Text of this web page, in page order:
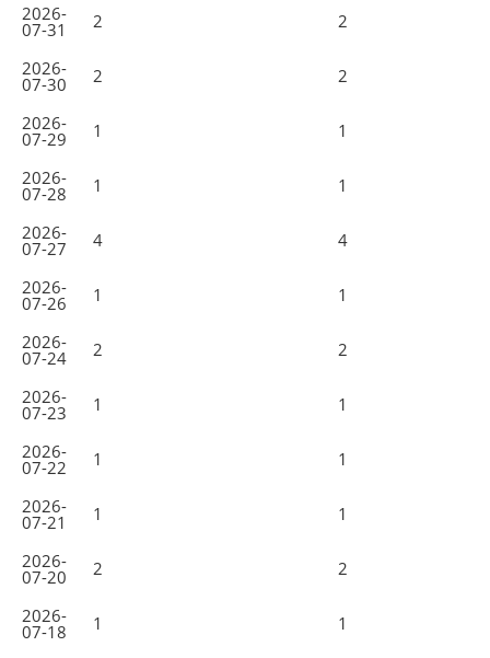
2026-
07-31 2 2
2026-
07-30 2 2
2026-
07-29 1 1
2026-
07-28 1 1
2026-
07-27 4 4
2026-
07-26 1 1
2026-
07-24 2 2
2026-
07-23 1 1
2026-
07-22 1 1
2026-
07-21 1 1
2026-
07-20 2 2
2026-
07-18 1 1